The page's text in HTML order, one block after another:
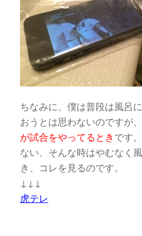
ちなみに、僕は普段は風呂
おうとは思わないのですが、
が試合をやってるときです
ない、そんな時はやむなく
き、コレを見るのです。
↓↓↓
虎テレ